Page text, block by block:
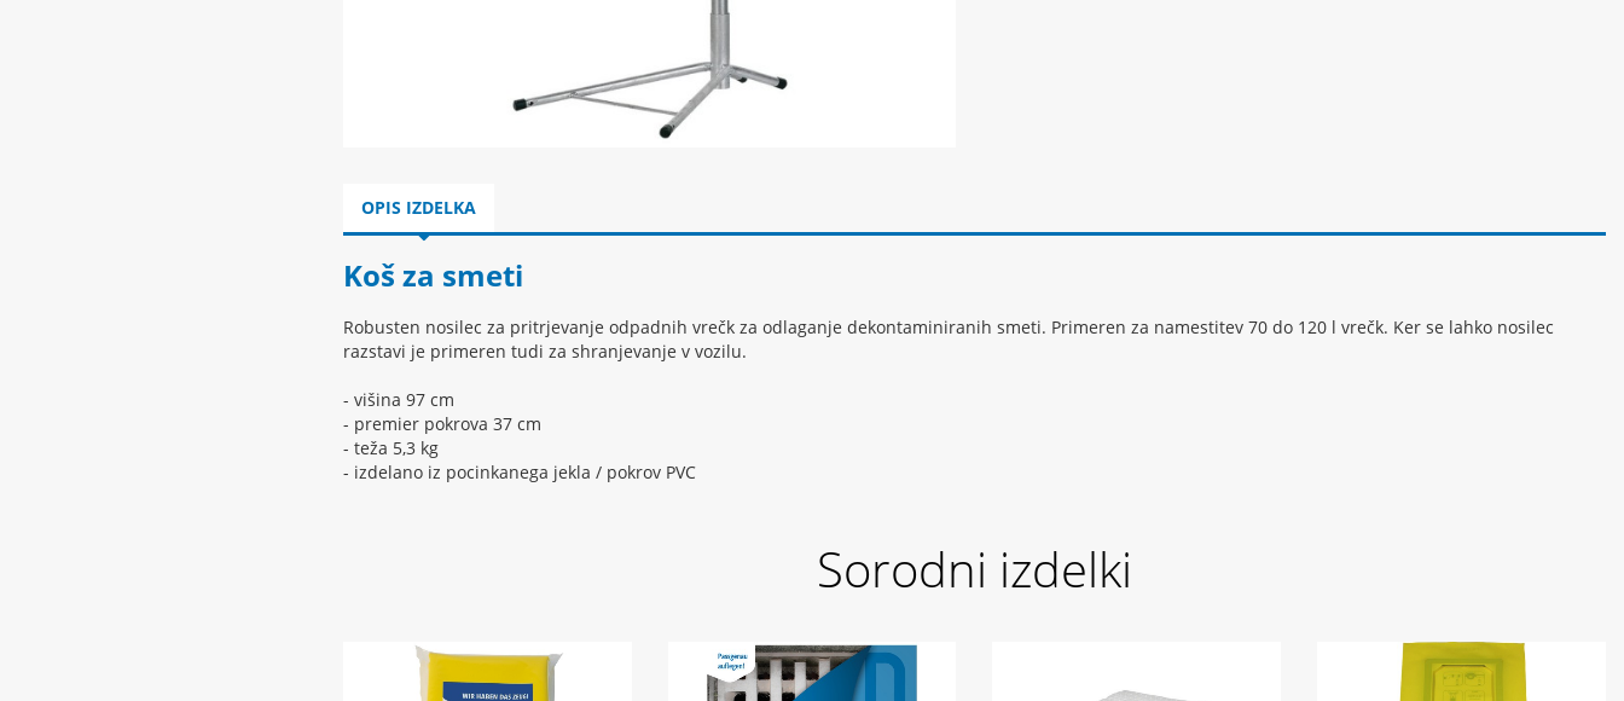
OPIS IZDELKA
Koš za smeti
Robusten nosilec za pritrjevanje odpadnih vrečk za odlaganje dekontaminiranih smeti. Primeren za namestitev 70 do 120 l vrečk. Ker se lahko nosilec
razstavi je primeren tudi za shranjevanje v vozilu.
- višina 97 cm
- premier pokrova 37 cm
- teža 5,3 kg
- izdelano iz pocinkanega jekla / pokrov PVC
Sorodni izdelki